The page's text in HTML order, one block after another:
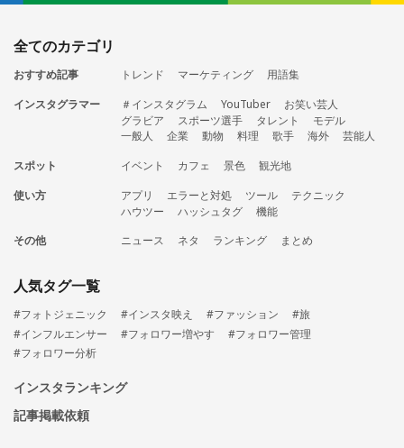
全てのカテゴリ
おすすめ記事 トレンド マーケティング
用語集
インスタグラマー
＃インスタグラム YouTuber
お笑い芸人
グラビア
スポーツ選手 タレント
モデル
一般人
企業 動物 料理 歌手 海外
芸能人
スポット
イベント カフェ 景色
観光地
使い方
アプリ エラーと対処 ツール
テクニック
ハウツー
ハッシュタグ
機能
その他
ニュース ネタ ランキング まとめ
人気タグ一覧
#フォトジェニック #インスタ映え #ファッション
#旅
#インフルエンサー
#フォロワー増やす
#フォロワー管理
#フォロワー分析
インスタランキング
記事掲載依頼